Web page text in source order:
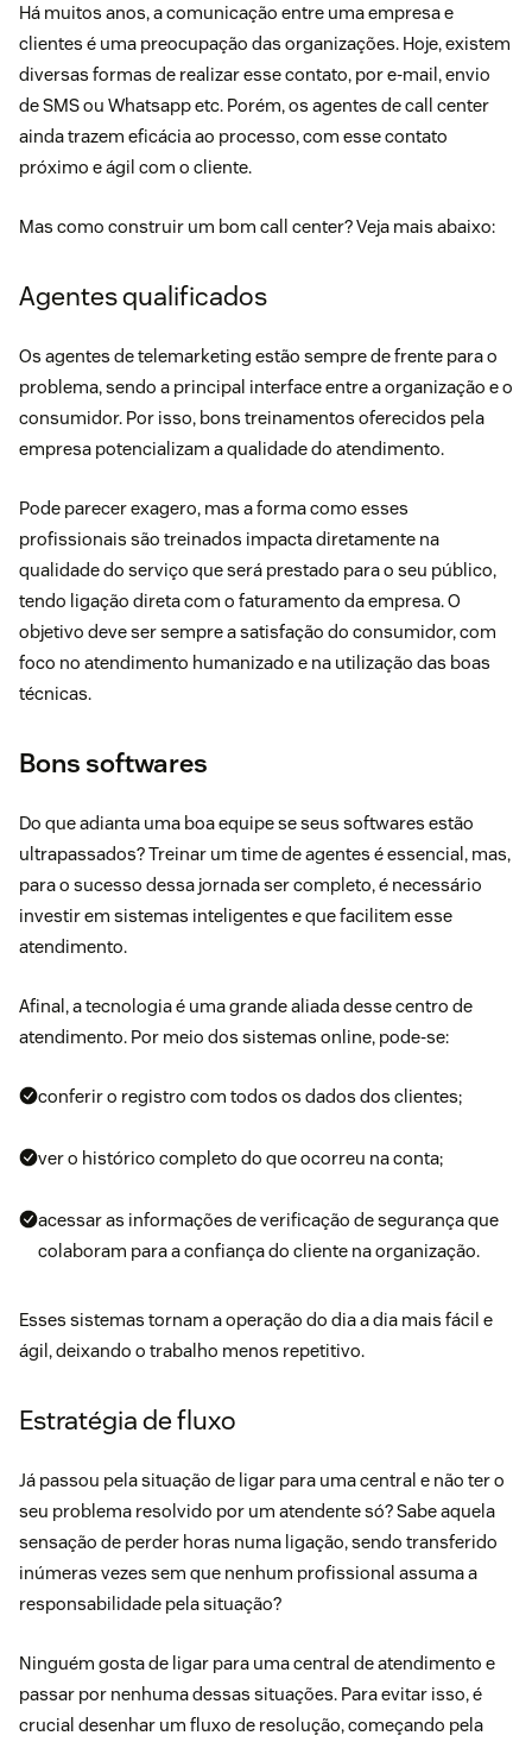
Há muitos anos, a comunicação entre uma empresa e
clientes é uma preocupação das organizações. Hoje, existem
diversas formas de realizar esse contato, por e-mail, envio
de SMS ou Whatsapp etc. Porém, os agentes de call center
ainda trazem eficácia ao processo, com esse contato
próximo e ágil com o cliente.
Mas como construir um bom call center? Veja mais abaixo:
Agentes qualificados
Os agentes de telemarketing estão sempre de frente para o
problema, sendo a principal interface entre a organização e o
consumidor. Por isso, bons treinamentos oferecidos pela
empresa potencializam a qualidade do atendimento.
Pode parecer exagero, mas a forma como esses
profissionais são treinados impacta diretamente na
qualidade do serviço que será prestado para o seu público,
tendo ligação direta com o faturamento da empresa. O
objetivo deve ser sempre a satisfação do consumidor, com
foco no atendimento humanizado e na utilização das boas
técnicas.
Bons softwares
Do que adianta uma boa equipe se seus softwares estão
ultrapassados? Treinar um time de agentes é essencial, mas,
para o sucesso dessa jornada ser completo, é necessário
investir em sistemas inteligentes e que facilitem esse
atendimento.
Afinal, a tecnologia é uma grande aliada desse centro de
atendimento. Por meio dos sistemas online, pode-se:
conferir o registro com todos os dados dos clientes;
ver o histórico completo do que ocorreu na conta;
acessar as informações de verificação de segurança que
colaboram para a confiança do cliente na organização.
Esses sistemas tornam a operação do dia a dia mais fácil e
ágil, deixando o trabalho menos repetitivo.
Estratégia de fluxo
Já passou pela situação de ligar para uma central e não ter o
seu problema resolvido por um atendente só? Sabe aquela
sensação de perder horas numa ligação, sendo transferido
inúmeras vezes sem que nenhum profissional assuma a
responsabilidade pela situação?
Ninguém gosta de ligar para uma central de atendimento e
passar por nenhuma dessas situações. Para evitar isso, é
crucial desenhar um fluxo de resolução, começando pela